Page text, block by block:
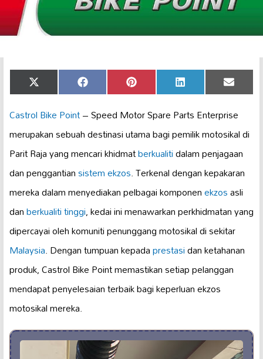
Share
on
X
(Twitter)
Share
on
Facebook Share
on
Pinterest Share
on
LinkedIn Share
on
Email
Castrol Bike Point– Speed Motor Spare Parts Enterprise
merupakan sebuah destinasi utama bagi pemilik motosikal di
Parit Raja yang mencari khidmatberkualitidalam penjagaan
dan penggantiansistem ekzos. Terkenal dengan kepakaran
mereka dalam menyediakan pelbagai komponenekzosasli
danberkualiti tinggi, kedai ini menawarkan perkhidmatan yang
dipercayai oleh komuniti penunggang motosikal di sekitar
Malaysia. Dengan tumpuan kepadaprestasidan ketahanan
produk, Castrol Bike Point memastikan setiap pelanggan
mendapat penyelesaian terbaik bagi keperluan ekzos
motosikal mereka.